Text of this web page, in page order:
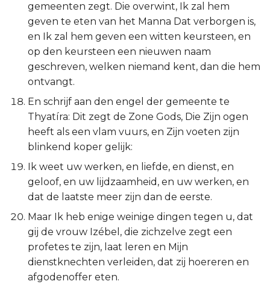
Haggaï
Zacharía
Maleáchi
gemeenten zegt. Die overwint, Ik zal hem
geven te eten van het Manna Dat verborgen is,
en Ik zal hem geven een witten keursteen, en
op den keursteen een nieuwen naam
geschreven, welken niemand kent, dan die hem
ontvangt.
En schrijf aan den engel der gemeente te
Thyatíra: Dit zegt de Zone Gods, Die Zijn ogen
heeft als een vlam vuurs, en Zijn voeten zijn
blinkend koper gelijk:
Ik weet uw werken, en liefde, en dienst, en
geloof, en uw lijdzaamheid, en uw werken, en
dat de laatste meer zijn dan de eerste.
Maar Ik heb enige weinige dingen tegen u, dat
gij de vrouw Izébel, die zichzelve zegt een
profetes te zijn, laat leren en Mijn
dienstknechten verleiden, dat zij hoereren en
afgodenoffer eten.